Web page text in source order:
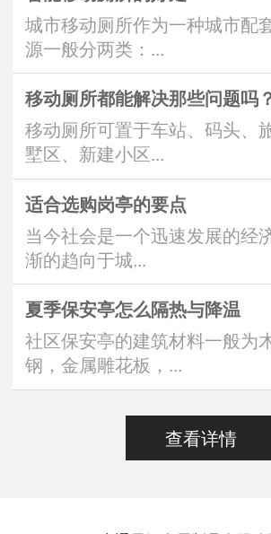
城市移动厕所作为一种城市配
源一般分两类：...
移动厕所都能解决那些问题吗
移动厕所可置于车站、码头、
墅区、新建小区...
适合选购岗亭的要点
当今社会是一个迅速发展的经
渐的趋向于城...
夏季保安亭怎么隔热与降温
社区保安亭的建筑材料一般为
钢，金属雕花板，...
查看详情